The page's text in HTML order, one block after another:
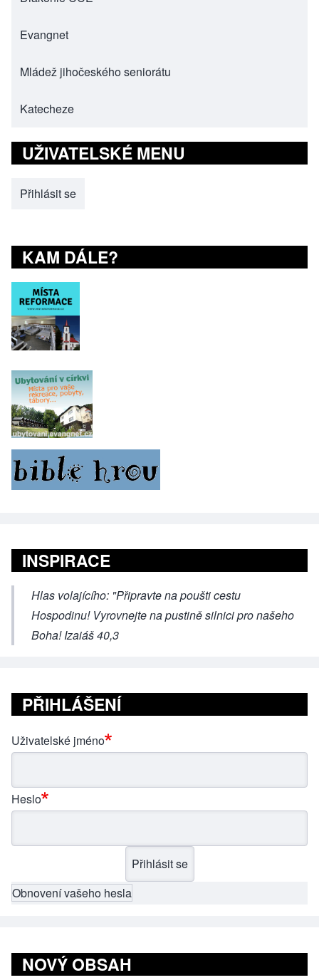
Evangnet
(opens in new tab)
Mládež jihočeského seniorátu
(opens in new tab)
Katecheze
(opens in new tab)
UŽIVATELSKÉ MENU
Přihlásit se
KAM DÁLE?
INSPIRACE
Hlas volajícího: "Připravte na poušti cestu
Hospodinu! Vyrovnejte na pustině silnici pro našeho
Boha! Izaiáš 40,3
PŘIHLÁŠENÍ
Uživatelské jméno
Heslo
Obnovení vašeho hesla
NOVÝ OBSAH